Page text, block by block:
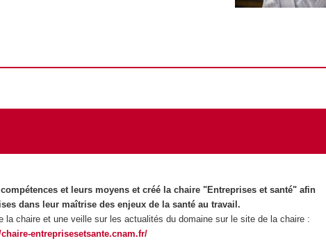
et leurs moyens et créé la chaire "Entreprises et santé" afin
dans leur maîtrise des enjeux de la santé au travail.
la chaire et une veille sur les actualités du domaine sur le site de la chaire :
entreprisesetsante.cnam.fr/